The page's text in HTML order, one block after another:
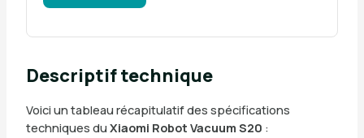
Descriptif technique
Voici un tableau récapitulatif des spécifications
techniques du Xiaomi Robot Vacuum S20 :